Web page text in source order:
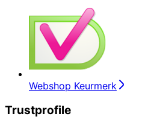
Webshop Keurmerk
Trustprofile